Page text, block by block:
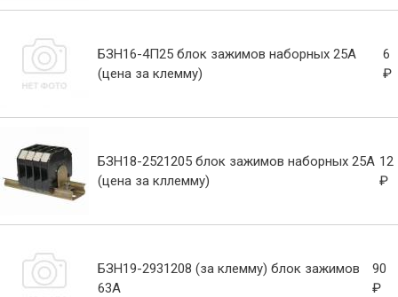
БЗН16-4П25 блок зажимов наборных 25А
(цена за клемму)
6
₽
БЗН18-2521205 блок зажимов наборных 25А
(цена за кллемму)
12
₽
БЗН19-2931208 (за клемму) блок зажимов
63А
90
₽